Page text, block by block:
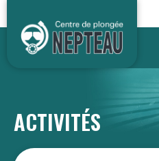
contenu
ACTIVITÉS